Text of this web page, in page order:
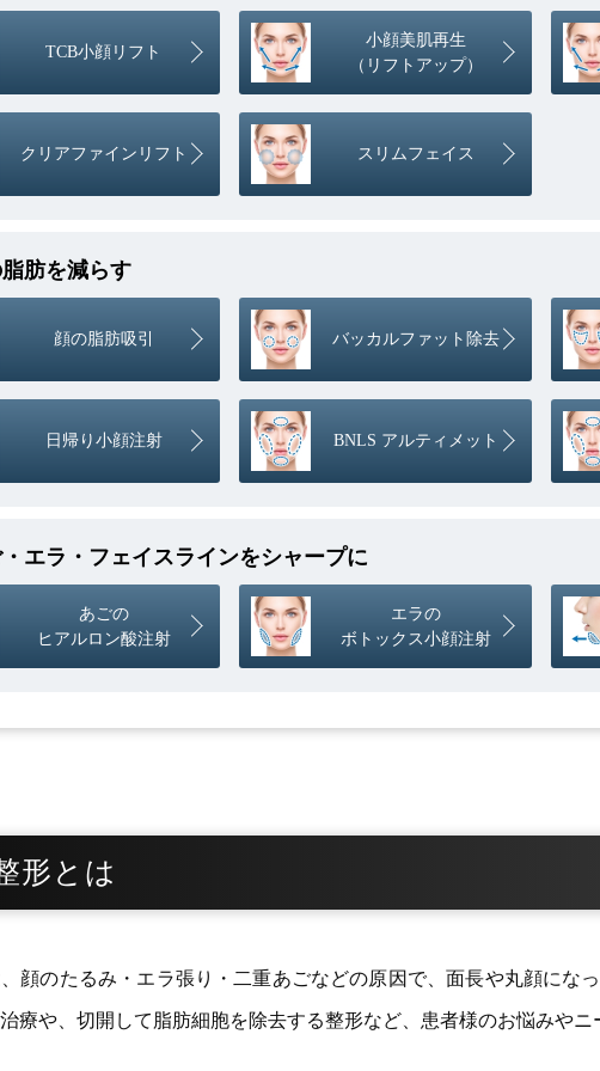
TCB小顔リフト
小顔美肌再生
（リフトアップ）
クリアファインリフト スリムフェイス
肪を減らす
顔の脂肪吸引 バッカルファット除去
日帰り小顔注射 BNLS アルティメット
エラ・フェイスラインをシャープに
あごの
ヒアルロン酸注射
エラの
ボトックス小顔注射
形とは
顔のたるみ・エラ張り・二重あごなどの原因で、面長や丸顔にな
療や、切開して脂肪細胞を除去する整形など、患者様のお悩みや